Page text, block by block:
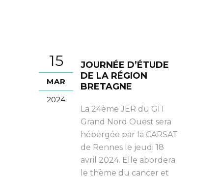
15
MAR
2024
JOURNÉE D’ÉTUDE
DE LA RÉGION
BRETAGNE
La 24ème JER du GIT
Grand Nord Ouest sera
hébergée par la CARSAT
de Rennes le jeudi 18
avril 2024. Elle abordera
le thème du cancer et